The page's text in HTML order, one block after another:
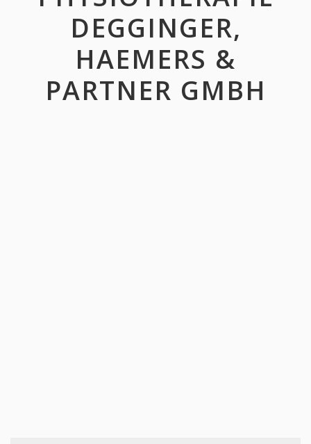
DEGGINGER,
HAEMERS &
PARTNER GMBH